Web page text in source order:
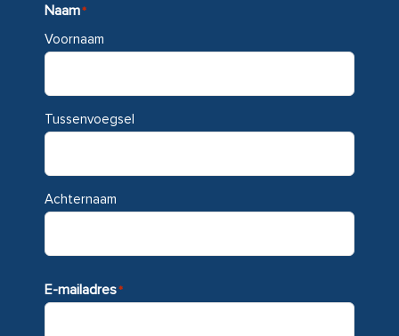
Naam*
Voornaam
Tussenvoegsel
Achternaam
E-mailadres*